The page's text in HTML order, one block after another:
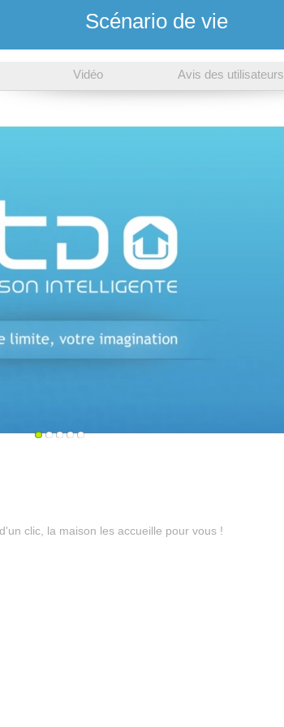
Scénario de vie
Vidéo Avis des utilisateurs
clic, la maison les accueille pour vous !